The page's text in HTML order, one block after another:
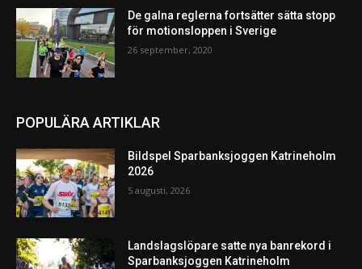
De galna reglerna fortsätter sätta stopp
för motionsloppen i Sverige
26 september, 2020
POPULÄRA ARTIKLAR
Bildspel Sparbanksjoggen Katrineholm
2026
5 augusti, 2026
Landslagslöpare satte nya banrekord i
Sparbanksjoggen Katrineholm